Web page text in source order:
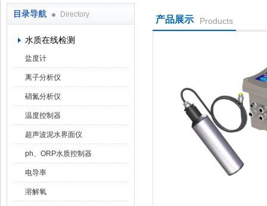
目录导航 Directory
水质在线检测
盐度计
离子分析仪
硝氮分析仪
温度控制器
超声波泥水界面仪
ph、ORP水质控制器
电导率
溶解氧
产品展示 Products